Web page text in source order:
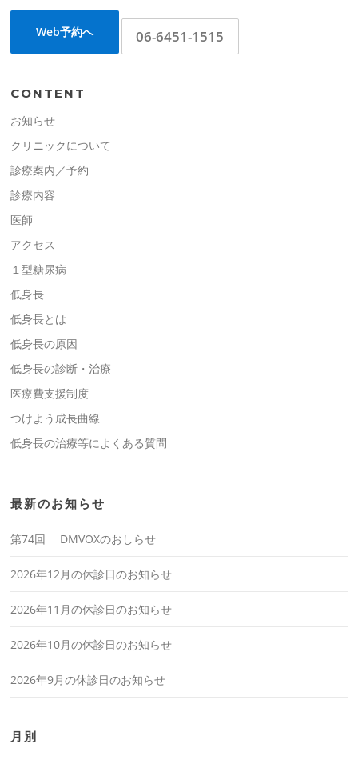
Web予約へ 06-6451-1515
CONTENT
お知らせ
クリニックについて
診療案内／予約
診療内容
医師
アクセス
１型糖尿病
低身長
低身長とは
低身長の原因
低身長の診断・治療
医療費支援制度
つけよう成長曲線
低身長の治療等によくある質問
最新のお知らせ
第74回 DMVOXのおしらせ
2026年12月の休診日のお知らせ
2026年11月の休診日のお知らせ
2026年10月の休診日のお知らせ
2026年9月の休診日のお知らせ
月別